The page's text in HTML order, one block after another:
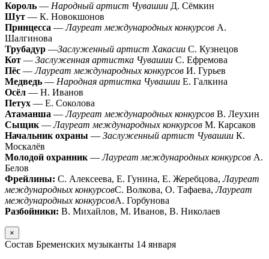
Король — Народный артист Чувашии Д. Сёмкин
Шут — К. Новокшонов
Принцесса —Лауреат международных конкурсов А.
Шалгинова
Трубадур —Заслуженный артист Хакасии С. Кузнецов
Кот — Заслуженная артистка Чувашии С. Ефремова
Пёс —Лауреат международных конкурсов И. Гурьев
Медведь — Народная артистка Чувашии Е. Галкина
Осёл — Н. Иванов
Петух — Е. Соколова
Атаманша —Лауреат международных конкурсов В. Леухин
Сыщик—Лауреат международных конкурсов М. Карсаков
Начальник охраны — Заслуженный артист Чувашии К.
Москалёв
Молодой охранник—Лауреат международных конкурсов А.
Белов
Фрейлины: С. Алексеева, Е. Гунина, Е. Жеребцова,Лауреат
международных конкурсовС. Волкова, О. Тафаева,Лауреат
международных конкурсовА. Горбунова
Разбойники: В. Михайлов, М. Иванов, В. Николаев
×
Состав Бременских музыканты 14 января